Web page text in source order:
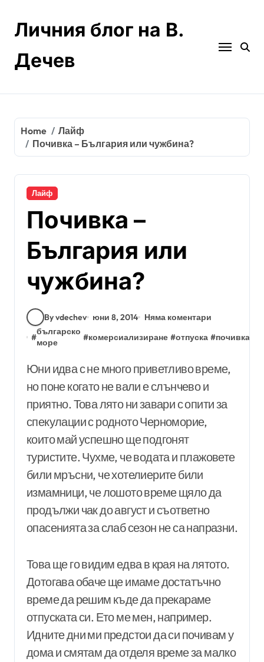
contentЛичния блог на В.
Дечев
Home
Лайф
Почивка – България или чужбина?
Лайф
Почивка –
България или
чужбина?
By vdechev юни 8, 2014
Няма коментари
#
българско
море
#комерсиализиране #отпуска #почивка
Юни идва с не много приветливо време,
но поне когато не вали е слънчево и
приятно. Това лято ни завари с опити за
спекулации с родното Черноморие,
които май успешно ще подгонят
туристите. Чухме, че водата и плажовете
били мръсни, че хотелиерите били
измамници, че лошото време щяло да
продължи чак до август и съответно
опасенията за слаб сезон не са напразни.
Това ще го видим едва в края на лятото.
Дотогава обаче ще имаме достатъчно
време да решим къде да прекараме
отпуската си. Ето ме мен, например.
Идните дни ми предстои да си почивам у
дома и смятам да отделя време за малко